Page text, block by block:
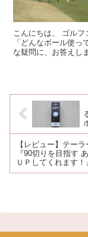
こんにちは、 ゴルフ
「どんなボール使
な疑問に、お答えし
【レビュー】テー
『90切りを目指す
ＵＰしてくれます！